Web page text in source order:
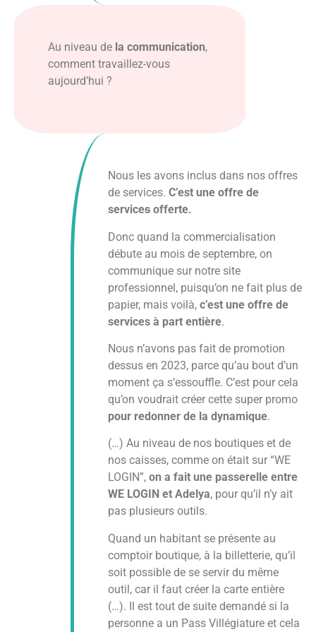
Au niveau de la communication,
comment travaillez-vous
aujourd’hui ?
Nous les avons inclus dans nos offres
de services. C’est une offre de
services offerte.
Donc quand la commercialisation
débute au mois de septembre, on
communique sur notre site
professionnel, puisqu’on ne fait plus de
papier, mais voilà, c’est une offre de
services à part entière.
Nous n’avons pas fait de promotion
dessus en 2023, parce qu’au bout d’un
moment ça s’essouffle. C’est pour cela
qu’on voudrait créer cette super promo
pour redonner de la dynamique.
(…) Au niveau de nos boutiques et de
nos caisses, comme on était sur “WE
LOGIN”, on a fait une passerelle entre
WE LOGIN et Adelya, pour qu’il n’y ait
pas plusieurs outils.
Quand un habitant se présente au
comptoir boutique, à la billetterie, qu’il
soit possible de se servir du même
outil, car il faut créer la carte entière
(…). Il est tout de suite demandé si la
personne a un Pass Villégiature et cela